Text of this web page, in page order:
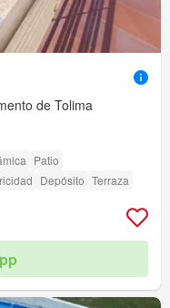
de Tolima
Patio
Depósito Terraza